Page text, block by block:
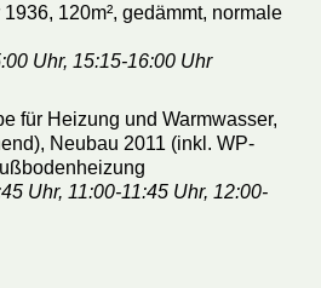
120m², gedämmt, normale
Uhr, 15:15-16:00 Uhr
für Heizung und Warmwasser,
Neubau 2011 (inkl. WP-
Uhr, 11:00-11:45 Uhr, 12:00-